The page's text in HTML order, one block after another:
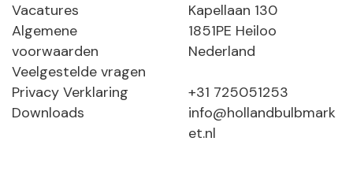
Vacatures
Algemene
voorwaarden
Veelgestelde vragen
Privacy Verklaring
Downloads
Kapellaan 130
1851PE Heiloo
Nederland
+31 725051253
info@hollandbulbmark
et.nl